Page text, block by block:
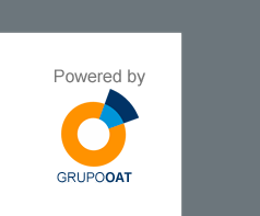
–
–
– Pacientes